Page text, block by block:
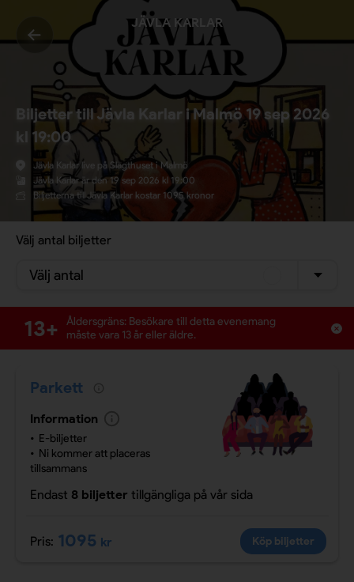
JÄVLA KARLAR
Biljetter till Jävla Karlar i Malmö 19 sep 2026
kl 19:00
Jävla Karlar live på Slagthuset i Malmö
Jävla Karlar är den 19 sep 2026 kl 19:00
Biljetterna till Jävla Karlar kostar 1095 kronor
Välj antal biljetter
Välj antal
13+
Åldersgräns: Besökare till detta evenemang
måste vara 13 år eller äldre.
Parkett
Information
E-biljetter
Ni kommer att placeras
tillsammans
Endast 8 biljetter tillgängliga på vår sida
Pris: 1095 kr Köp biljetter